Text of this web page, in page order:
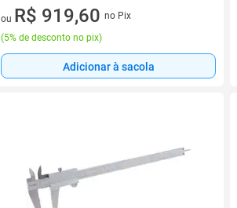
7 vez de R$ 138,29 sem juros
ou R$ 919,60 no Pix
(5% de desconto no pix)
Adicionar à sacola